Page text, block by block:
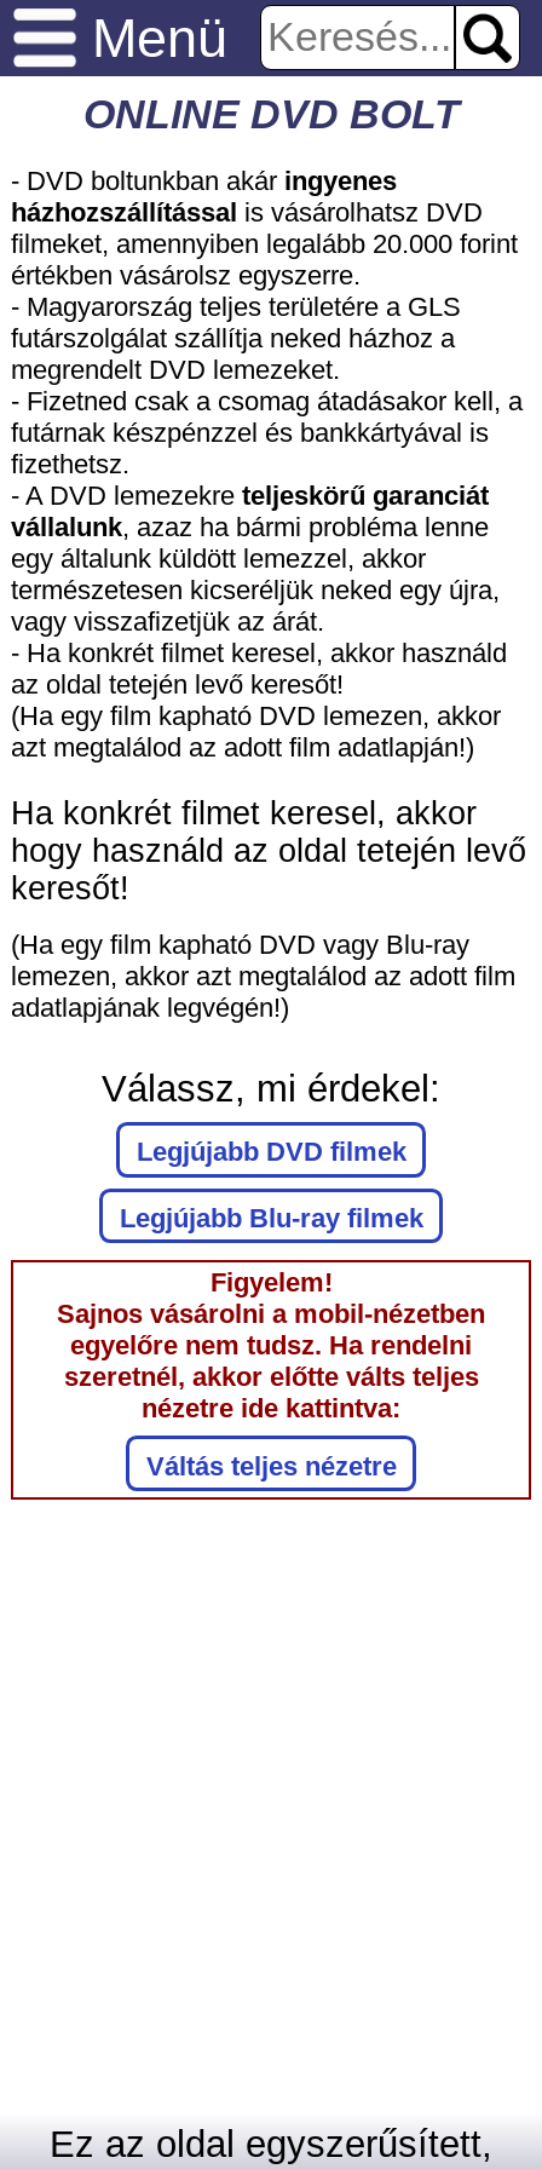
Menü
ONLINE DVD BOLT
- DVD boltunkban akár ingyenes
házhozszállítással is vásárolhatsz DVD
filmeket, amennyiben legalább 20.000 forint
értékben vásárolsz egyszerre.
- Magyarország teljes területére a GLS
futárszolgálat szállítja neked házhoz a
megrendelt DVD lemezeket.
- Fizetned csak a csomag átadásakor kell, a
futárnak készpénzzel és bankkártyával is
fizethetsz.
- A DVD lemezekre teljeskörű garanciát
vállalunk, azaz ha bármi probléma lenne
egy általunk küldött lemezzel, akkor
természetesen kicseréljük neked egy újra,
vagy visszafizetjük az árát.
- Ha konkrét filmet keresel, akkor használd
az oldal tetején levő keresőt!
(Ha egy film kapható DVD lemezen, akkor
azt megtalálod az adott film adatlapján!)
Ha konkrét filmet keresel, akkor
hogy használd az oldal tetején levő
keresőt!
(Ha egy film kapható DVD vagy Blu-ray
lemezen, akkor azt megtalálod az adott film
adatlapjának legvégén!)
Válassz, mi érdekel:
Legjújabb DVD filmek
Legjújabb Blu-ray filmek
Figyelem!
Sajnos vásárolni a mobil-nézetben
egyelőre nem tudsz. Ha rendelni
szeretnél, akkor előtte válts teljes
nézetre ide kattintva:
Váltás teljes nézetre
Ez az oldal egyszerűsített,